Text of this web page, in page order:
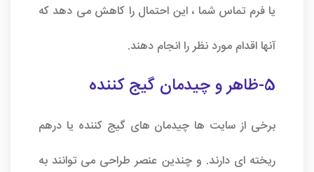
یا فرم تماس شما ، این احتمال را کاهش می دهد که
آنها اقدام مورد نظر را انجام دهند.
5-ظاهر و چیدمان گیج کننده
برخی از سایت ها چیدمان های گیج کننده یا درهم
ریخته ای دارند. و چندین عنصر طراحی می توانند به